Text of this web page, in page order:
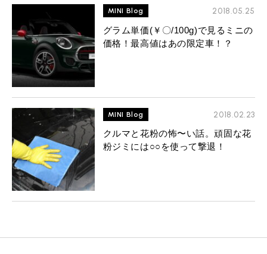
お問い合わせ
工場
お問い合わせ
BMW MINIサービス工場
iR TECH FACTORY
ROVER MINI サービス工場
iR MAKERS
TEL
MAP
買取
査定依頼
購入相談
来店予約
MINI Blog
2018.05.25
グラム単価(￥〇/100g)で見るミニの
価格！最高値はあの限定車！？
MINI Blog
2018.02.23
クルマと花粉の怖〜い話。頑固な花
粉ジミには○○を使って撃退！